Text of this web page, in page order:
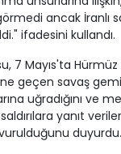
ancak İranlı
ifadesini kullandı.
7 Mayıs'ta Hürmüz
geçen savaş
uğradığını ve
yanıt
duyurdu.